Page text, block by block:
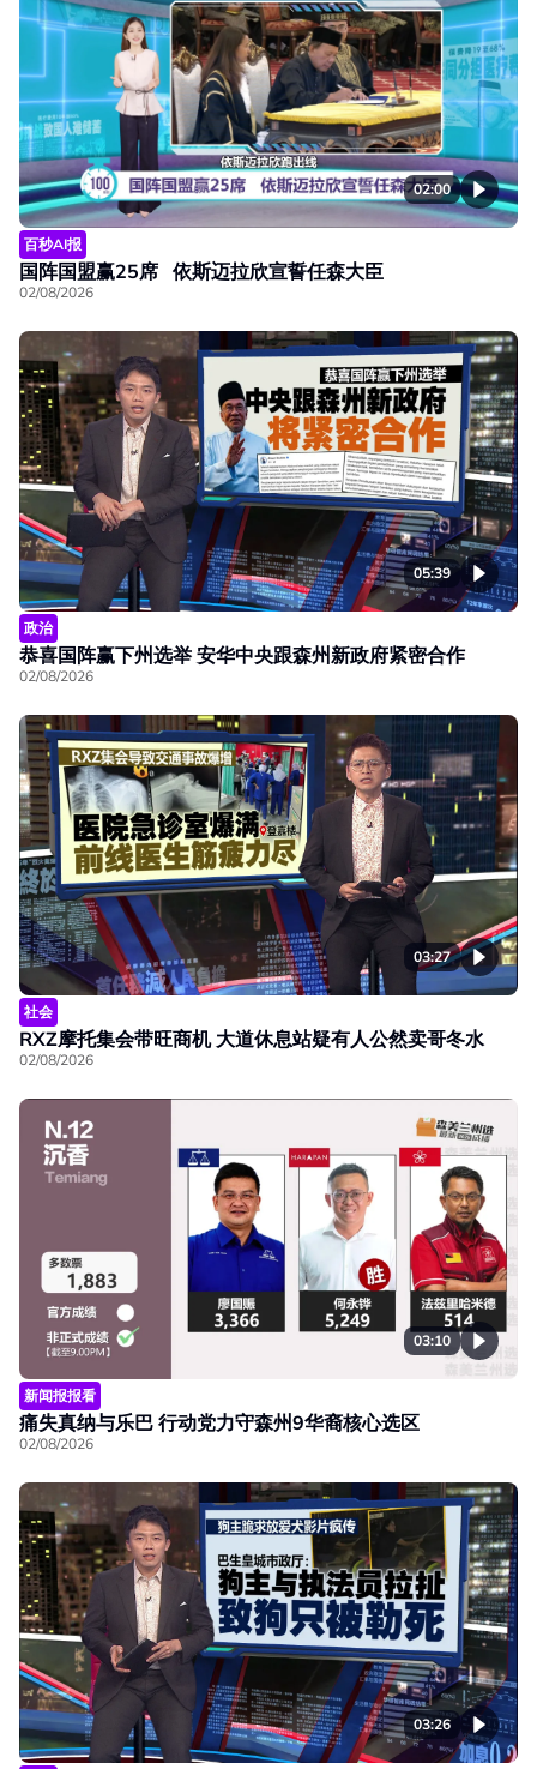
02:00
百秒AI报
国阵国盟赢25席 依斯迈拉欣宣誓任森大臣
02/08/2026
05:39
政治
恭喜国阵赢下州选举 安华中央跟森州新政府紧密合作
02/08/2026
03:27
社会
RXZ摩托集会带旺商机 大道休息站疑有人公然卖哥冬水
02/08/2026
03:10
新闻报报看
痛失真纳与乐巴 行动党力守森州9华裔核心选区
02/08/2026
03:26